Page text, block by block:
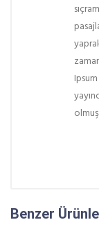
Benzer